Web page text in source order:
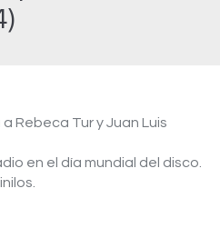
Rebeca Tur y Juan Luis
en el día mundial del disco.